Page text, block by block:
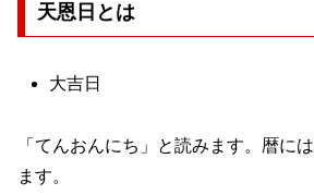
天恩日とは
大吉日
「てんおんにち」と読みます。暦に
ます。